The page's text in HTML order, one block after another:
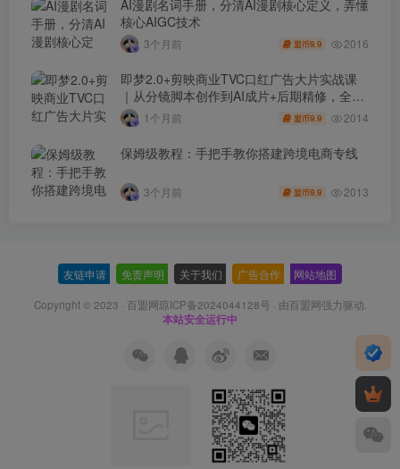
AI漫剧名词手册，分清AI漫剧核心定义，弄懂
核心AIGC技术
3个月前 盟币9.9 2016
即梦2.0+剪映商业TVC口红广告大片实战课
｜从分镜脚本创作到AI成片+后期精修，全流
程打造品牌级产品广告
1个月前 盟币9.9 2014
保姆级教程：手把手教你搭建跨境电商专线
3个月前 盟币9.9 2013
友链申请 免责声明 关于我们 广告合作 网站地图
Copyright © 2023 · 百盟网琼ICP备2024044128号 · 由百盟网强力驱动.
本站安全运行中